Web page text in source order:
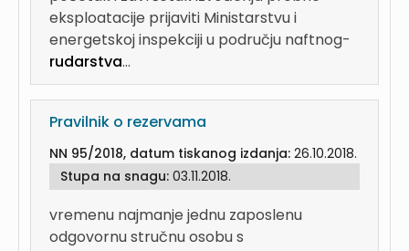
eksploatacije prijaviti Ministarstvu i
energetskoj inspekciji u području naftnog-
rudarstva...
Pravilnik o rezervama
NN 95/2018, datum tiskanog izdanja: 26.10.2018.
Stupa na snagu: 03.11.2018.
vremenu najmanje jednu zaposlenu
odgovornu stručnu osobu s